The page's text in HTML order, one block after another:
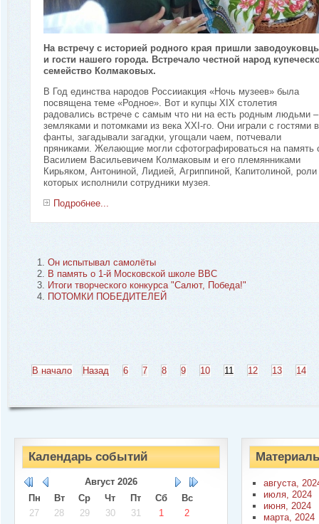
На встречу с историей родного края пришли
и гости нашего города. Встречало честной народ
семейство Колмаковых.
В Год единства народов Россииакция «Ночь музеев» была
посвящена теме «Родное». Вот и купцы ХIХ столетия
радовались встрече с самым что ни на есть родным людьми –
земляками и потомками из века ХХI-го. Они играли с гостями в
фанты, загадывали загадки, угощали чаем, потчевали
пряниками. Желающие могли сфотографироваться на память
Василием Васильевичем Колмаковым и его племянниками
Кирьяком, Антониной, Лидией, Агриппиной, Капитолиной, роли
которых исполнили сотрудники музея.
Подробнее...
Он испытывал самолёты
В память о 1-й Московской школе ВВС
Итоги творческого конкурса "Салют, Победа!"
ПОТОМКИ ПОБЕДИТЕЛЕЙ
В начало Назад 6 7 8 9 10 11 12 13 14
Календарь событий
Август 2026
Пн
Вт Ср Чт Пт Сб
Вс
27
28 29 30 31 1 2
августа,
июля, 2024
июня, 2024
марта, 2024